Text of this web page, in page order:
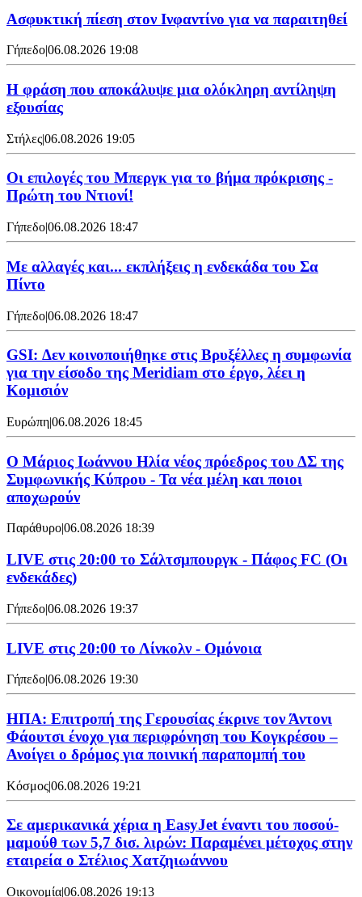
Ασφυκτική πίεση στον Ινφαντίνο για να παραιτηθεί
Γήπεδο|06.08.2026 19:08
Η φράση που αποκάλυψε μια ολόκληρη αντίληψη
εξουσίας
Στήλες|06.08.2026 19:05
Οι επιλογές του Μπεργκ για το βήμα πρόκρισης -
Πρώτη του Ντιονί!
Γήπεδο|06.08.2026 18:47
Με αλλαγές και... εκπλήξεις η ενδεκάδα του Σα
Πίντο
Γήπεδο|06.08.2026 18:47
GSI: Δεν κοινοποιήθηκε στις Βρυξέλλες η συμφωνία
για την είσοδο της Meridiam στο έργο, λέει η
Κομισιόν
Ευρώπη|06.08.2026 18:45
Ο Μάριος Ιωάννου Ηλία νέος πρόεδρος του ΔΣ της
Συμφωνικής Κύπρου - Τα νέα μέλη και ποιοι
αποχωρούν
Παράθυρο|06.08.2026 18:39
LIVE στις 20:00 το Σάλτσμπουργκ - Πάφος FC (Οι
ενδεκάδες)
Γήπεδο|06.08.2026 19:37
LIVE στις 20:00 το Λίνκολν - Ομόνοια
Γήπεδο|06.08.2026 19:30
ΗΠΑ: Επιτροπή της Γερουσίας έκρινε τον Άντονι
Φάουτσι ένοχο για περιφρόνηση του Κογκρέσου –
Ανοίγει ο δρόμος για ποινική παραπομπή του
Κόσμος|06.08.2026 19:21
Σε αμερικανικά χέρια η EasyJet έναντι του ποσού-
μαμούθ των 5,7 δισ. λιρών: Παραμένει μέτοχος στην
εταιρεία ο Στέλιος Χατζηιωάννου
Οικονομία|06.08.2026 19:13